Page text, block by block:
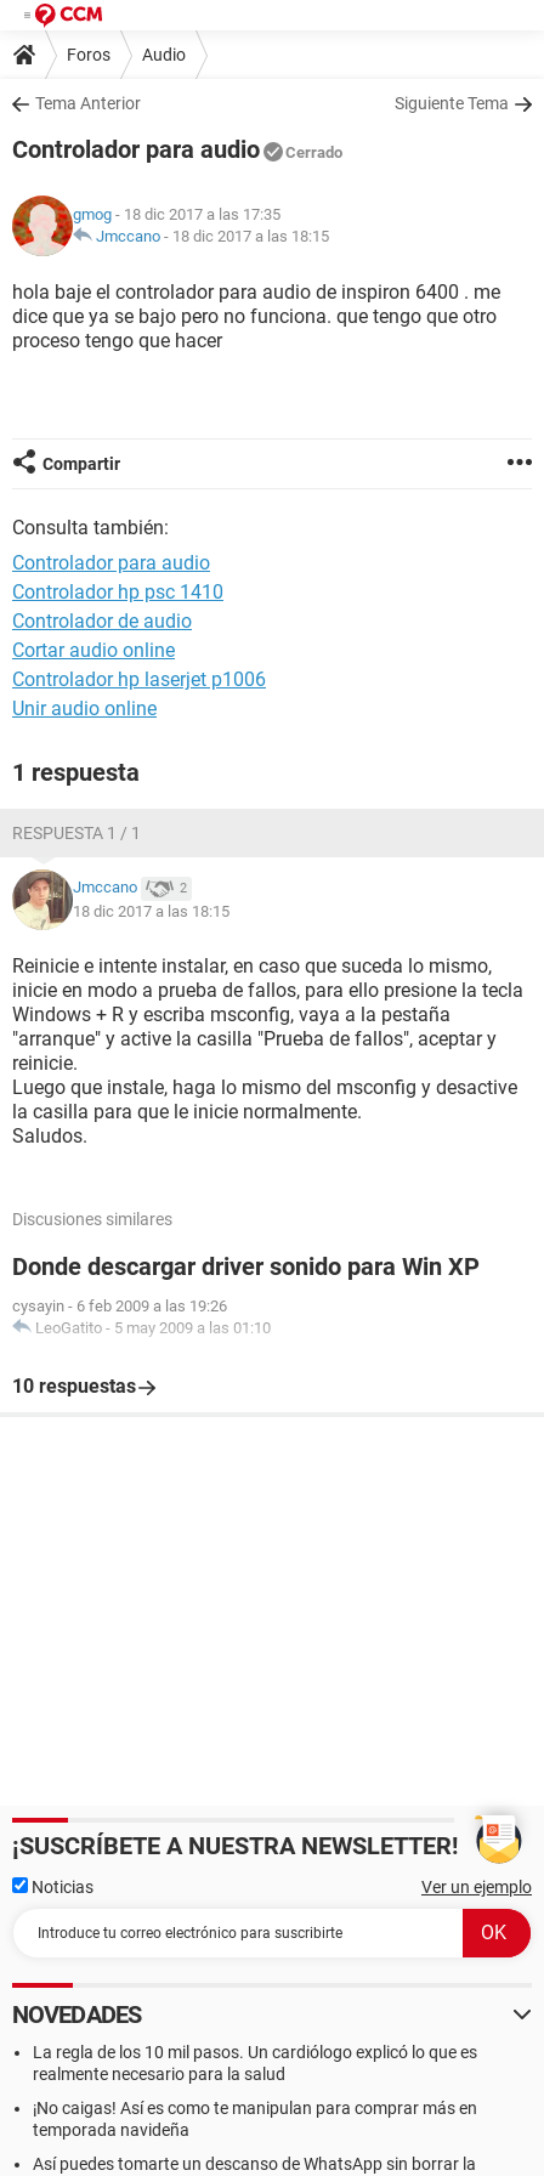
Foros Audio
Tema Anterior Siguiente Tema
Controlador para audio Cerrado
gmog - 18 dic 2017 a las 17:35
Jmccano - 18 dic 2017 a las 18:15
hola baje el controlador para audio de inspiron 6400 . me
dice que ya se bajo pero no funciona. que tengo que otro
proceso tengo que hacer
Compartir
Consulta también:
Controlador para audio
Controlador hp psc 1410
Controlador de audio
Cortar audio online
Controlador hp laserjet p1006
Unir audio online
1 respuesta
RESPUESTA 1 / 1
Jmccano 2
18 dic 2017 a las 18:15
Reinicie e intente instalar, en caso que suceda lo mismo,
inicie en modo a prueba de fallos, para ello presione la tecla
Windows + R y escriba msconfig, vaya a la pestaña
"arranque" y active la casilla "Prueba de fallos", aceptar y
reinicie.
Luego que instale, haga lo mismo del msconfig y desactive
la casilla para que le inicie normalmente.
Saludos.
Discusiones similares
Donde descargar driver sonido para Win XP
cysayin - 6 feb 2009 a las 19:26
LeoGatito - 5 may 2009 a las 01:10
10 respuestas
¡SUSCRÍBETE A NUESTRA NEWSLETTER!
Noticias Ver un ejemplo
NOVEDADES
La regla de los 10 mil pasos. Un cardiólogo explicó lo que es
realmente necesario para la salud
¡No caigas! Así es como te manipulan para comprar más en
temporada navideña
Así puedes tomarte un descanso de WhatsApp sin borrar la